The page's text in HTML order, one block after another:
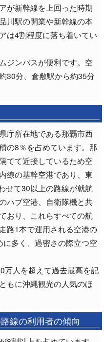
が新幹線を上回った時期
川駅の開業や新幹線の本
は4割程度に落ち着いてい
ジンバスが便利です。空
30分、倉敷駅から約35分
庁所在地である那覇市西
の8％を占めています。那
てて近接しているため空
線の基幹空港であり、東
せて30以上の路線が就航
ハブ空港、自衛隊機と共
おり、これらすべての航
路1本で運用される空港の
多く、過密さの際立つ空
万人を超えて過去最高を記
もに沖縄観光の人気のほ
線の利用者の傾向